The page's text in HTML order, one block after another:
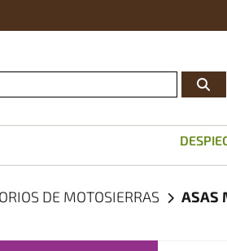
Conviértete En Distribuidor
DE MOTOSIERRAS ASAS